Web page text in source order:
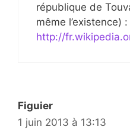
république de
même l’existence) :
http://
Figuier
1 juin 2013 à 13:13